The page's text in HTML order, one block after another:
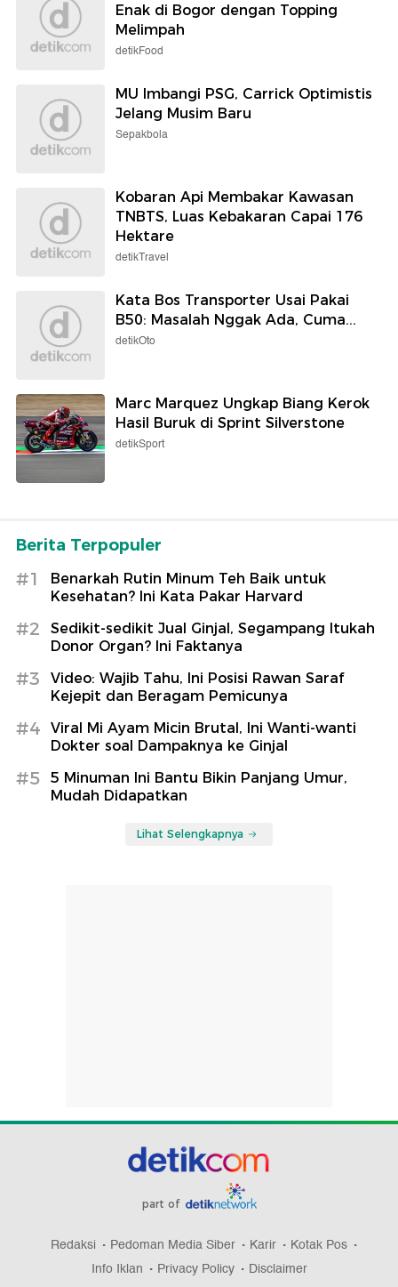
Enak di Bogor dengan Topping
Melimpah
detikFood
MU Imbangi PSG, Carrick Optimistis
Jelang Musim Baru
Sepakbola
Kobaran Api Membakar Kawasan
TNBTS, Luas Kebakaran Capai 176
Hektare
detikTravel
Kata Bos Transporter Usai Pakai
B50: Masalah Nggak Ada, Cuma...
detikOto
Marc Marquez Ungkap Biang Kerok
Hasil Buruk di Sprint Silverstone
detikSport
Berita Terpopuler
#1
Benarkah Rutin Minum Teh Baik untuk
Kesehatan? Ini Kata Pakar Harvard
#2
Sedikit-sedikit Jual Ginjal, Segampang Itukah
Donor Organ? Ini Faktanya
#3
Video: Wajib Tahu, Ini Posisi Rawan Saraf
Kejepit dan Beragam Pemicunya
#4
Viral Mi Ayam Micin Brutal, Ini Wanti-wanti
Dokter soal Dampaknya ke Ginjal
#5
5 Minuman Ini Bantu Bikin Panjang Umur,
Mudah Didapatkan
Lihat Selengkapnya
part of
Redaksi Pedoman Media Siber Karir
Kotak Pos
Info Iklan
Privacy Policy Disclaimer